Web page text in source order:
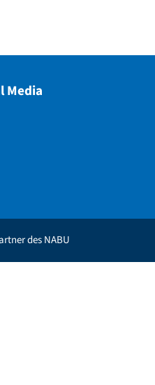
Media
des NABU